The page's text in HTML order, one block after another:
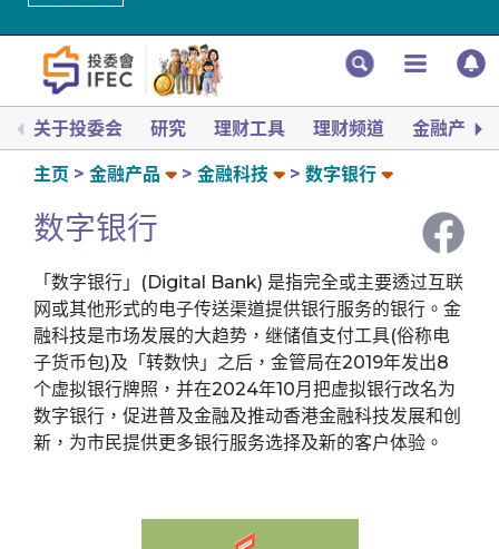
关于投委会 研究 理财工具 理财频道 金融产品
主页 金融产品 金融科技 数字银行
数字银行
「数字银行」(Digital Bank) 是指完全或主要透过互联
网或其他形式的电子传送渠道提供银行服务的银行。金
融科技是市场发展的大趋势，继储值支付工具(俗称电
子货币包)及「转数快」之后，金管局在2019年发出8
个虚拟银行牌照，并在2024年10月把虚拟银行改名为
数字银行，促进普及金融及推动香港金融科技发展和创
新，为市民提供更多银行服务选择及新的客户体验。